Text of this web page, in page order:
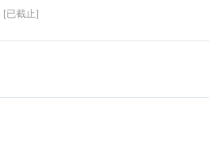
[已截止]